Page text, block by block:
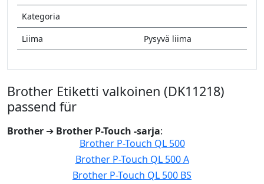
Kategoria
Liima
Pysyvä liima
Brother Etiketti valkoinen (DK11218)
passend für
Brother ➔ Brother P-Touch -sarja:
Brother P-Touch QL 500
Brother P-Touch QL 500 A
Brother P-Touch QL 500 BS